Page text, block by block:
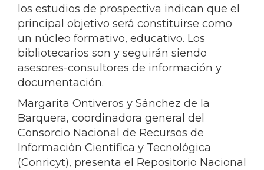
los estudios de prospectiva indican que el
principal objetivo será constituirse como
un núcleo formativo, educativo. Los
bibliotecarios son y seguirán siendo
asesores-consultores de información y
documentación.
Margarita Ontiveros y Sánchez de la
Barquera, coordinadora general del
Consorcio Nacional de Recursos de
Información Científica y Tecnológica
(Conricyt), presenta el Repositorio Nacional